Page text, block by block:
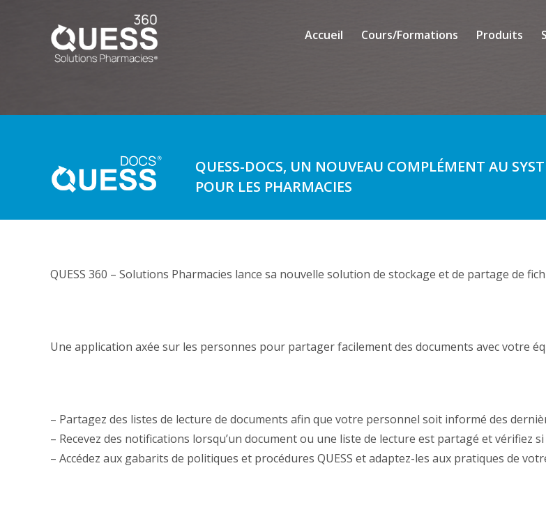
Accueil Cours/Formations Produits
QUESS-DOCS, UN NOUVEAU COMPLÉMENT AU
POUR LES PHARMACIES
QUESS 360 – Solutions Pharmacies lance sa nouvelle solution de stockage et de partage de
Une application axée sur les personnes pour partager facilement des documents avec votre
– Partagez des listes de lecture de documents afin que votre personnel soit informé des
– Recevez des notifications lorsqu’un document ou une liste de lecture est partagé et vérifiez
– Accédez aux gabarits de politiques et procédures QUESS et adaptez-les aux pratiques de